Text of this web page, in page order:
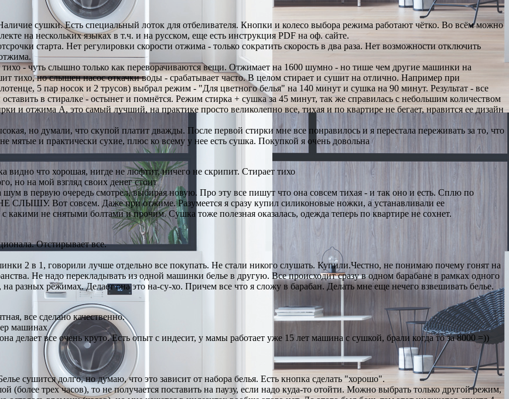
сушки. Есть специальный лоток для отбеливателя. Кнопки и колесо выбора режима работают чётко. Во всём можно
на нескольких языках в т.ч. и на русском, еще есть инструкция PDF на оф. сайте.
старта. Нет регулировки скорости отжима - только сократить скорость в два раза. Нет возможности отключить
- чуть слышно только как переворачиваются вещи. Отжимает на 1600 шумно - но тише чем другие машинки на
тихо, но слышен насос откачки воды - срабатывает часто. В целом стирает и сушит на отлично. Например при
5 пар носок и 2 трусов) выбрал режим - "Для цветного белья" на 140 минут и сушка на 90 минут. Результат - все
в стиралке - остынет и помнётся. Режим стирка + сушка за 45 минут, так же справилась с небольшим количеством
и отжима А, это самый лучший, на практике просто великолепно все, тихая и по квартире не бегает, нравится ее дизайн
но думали, что скупой платит дважды. После первой стирки мне все понравилось и я перестала переживать за то, что
мятые и практически сухие, плюс ко всему у нее есть сушка. Покупкой я очень довольна
видно что хорошая, нигде не люфтит, ничего не скрипит. Стирает тихо
но на мой взгляд своих денег стоит
в первую очередь смотрел, выбирая новую. Про эту все пишут что она совсем тихая - и так оно и есть. Сплю по
НЕ СЛЫШУ. Вот совсем. Даже при отжиме. Разумеется я сразу купил силиконовые ножки, а устанавливали ее
какими не снятыми болтами и прочим. Сушка тоже полезная оказалась, одежда теперь по квартире не сохнет.
Отстирывает все.
2 в 1, говорили лучше отдельно все покупать. Не стали никого слушать. Купили.Честно, не понимаю почему гонят на
Не надо перекладывать из одной машинки белье в другую. Все происходит сразу в одном барабане в рамках одного
разных режимах. Делает она это на-су-хо. Причем все что я сложу в барабан. Делать мне еще нечего взвешивать белье.
все сделано качественно.
машинах
делает все очень круто. Есть опыт с индесит, у мамы работает уже 15 лет машина с сушкой, брали когда то за 8000 =))
сушится долго, но думаю, что это зависит от набора белья. Есть кнопка сделать "хорошо".
(более трех часов), то не получается поставить на паузу, если надо куда-то отойти. Можно выбрать только другой режим,